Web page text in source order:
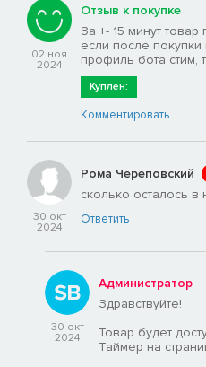
02 ноя
2024
Отзыв к покупке
За +- 15 минут
если после
профиль бота стим,
Куплен:
Комментировать
30 окт
2024
Рома Череповский
сколько осталось в
Ответить
30 окт
2024
Администратор
Здравствуйте!
Товар будет
Таймер на